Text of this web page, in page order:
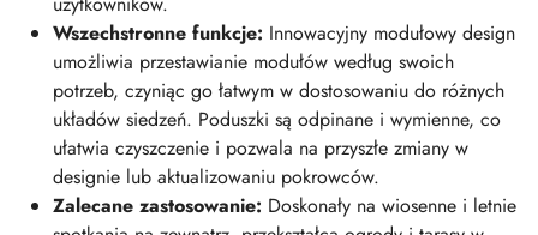
Wszechstronne funkcje: Innowacyjny modułowy design
umożliwia przestawianie modułów według swoich
potrzeb, czyniąc go łatwym w dostosowaniu do różnych
układów siedzeń. Poduszki są odpinane i wymienne, co
ułatwia czyszczenie i pozwala na przyszłe zmiany w
designie lub aktualizowaniu pokrowców.
Zalecane zastosowanie: Doskonały na wiosenne i letnie